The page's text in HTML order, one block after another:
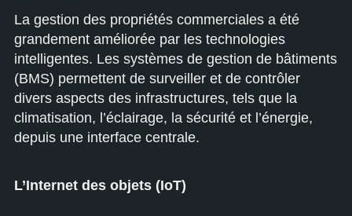
La gestion des propriétés commerciales a été
grandement améliorée par les technologies
intelligentes. Les systèmes de gestion de bâtiments
(BMS) permettent de surveiller et de contrôler
divers aspects des infrastructures, tels que la
climatisation, l’éclairage, la sécurité et l’énergie,
depuis une interface centrale.
L’Internet des objets (IoT)